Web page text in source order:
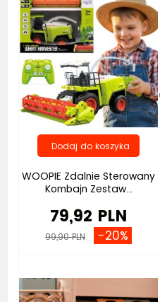
WOOPIE Zdalnie Sterowany
Kombajn Zestaw...
79,92 PLN
99,90 PLN -20%